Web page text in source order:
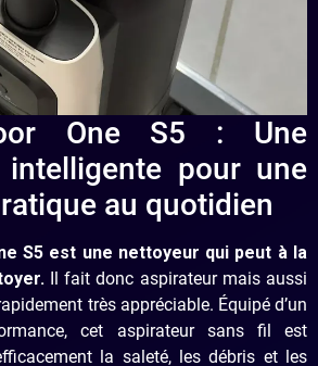
One S5 : Une
intelligente pour une
au quotidien
S5 est une nettoyeur qui peut à la
Il fait donc aspirateur mais aussi
très appréciable. Équipé d’un
cet aspirateur sans fil est
la saleté, les débris et les